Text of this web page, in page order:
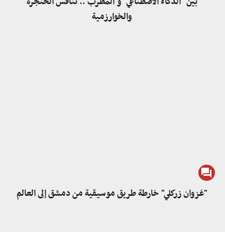
والخوارزمية
"غزوان زركلي" خارطة طريق موسيقية من دمشق إلى العالم